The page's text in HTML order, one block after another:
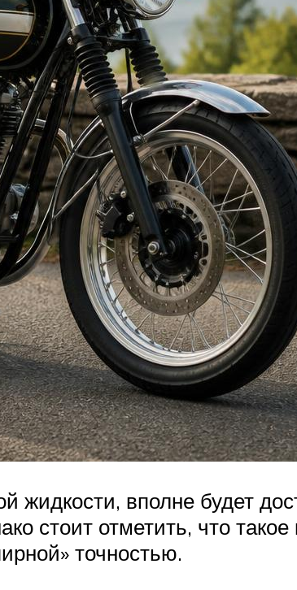
жидкости, вполне будет
стоит отметить, что
точностью.